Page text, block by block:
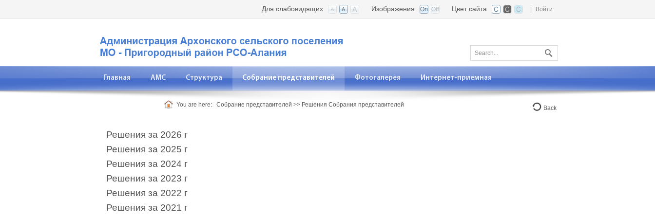
Войти
Цвет сайта
Изображения
Для слабовидящих
Главная АМС Структура Собрание представителей Фотогалерея Интернет-приемная
You are here: Собрание представителей >> Решения Собрания представителей Back
Решения за 2026 г
Решения за 2025 г
Решения за 2024 г
Решения за 2023 г
Решения за 2022 г
Решения за 2021 г